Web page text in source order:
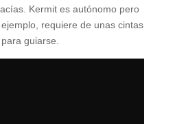
Kermit es autónomo pero
requiere de unas cintas
guiarse.